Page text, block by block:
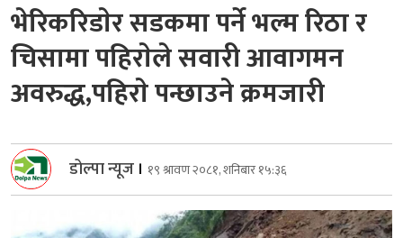
भेरिकरिडाेर सडकमा पर्ने भल्म रिठा र
चिसामा पहिराेले सवारी आवागमन
अवरुद्ध,पहिराे पन्छाउने क्रमजारी
डोल्पा न्यूज । १९ श्रावण २०८१, शनिबार १५:३६